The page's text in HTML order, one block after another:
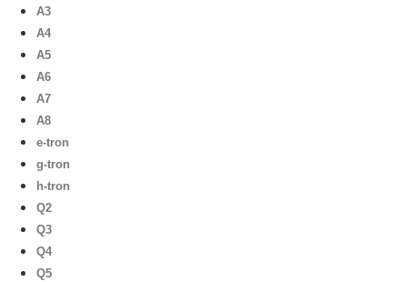
A3
A4
A5
A6
A7
A8
e-tron
g-tron
h-tron
Q2
Q3
Q4
Q5